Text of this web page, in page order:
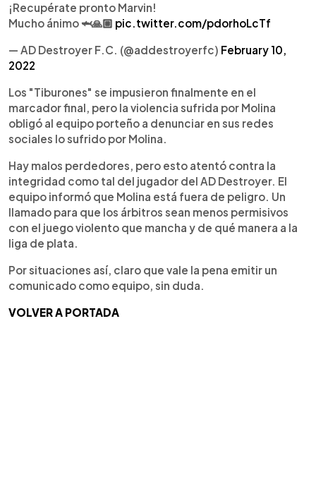
¡Recupérate pronto Marvin!
Mucho ánimo 🦈🙏🏼 pic.twitter.com/pdorhoLcTf
— AD Destroyer F.C. (@addestroyerfc) February 10,
2022
Los "Tiburones" se impusieron finalmente en el
marcador final, pero la violencia sufrida por Molina
obligó al equipo porteño a denunciar en sus redes
sociales lo sufrido por Molina.
Hay malos perdedores, pero esto atentó contra la
integridad como tal del jugador del AD Destroyer. El
equipo informó que Molina está fuera de peligro. Un
llamado para que los árbitros sean menos permisivos
con el juego violento que mancha y de qué manera a la
liga de plata.
Por situaciones así, claro que vale la pena emitir un
comunicado como equipo, sin duda.
VOLVER A PORTADA